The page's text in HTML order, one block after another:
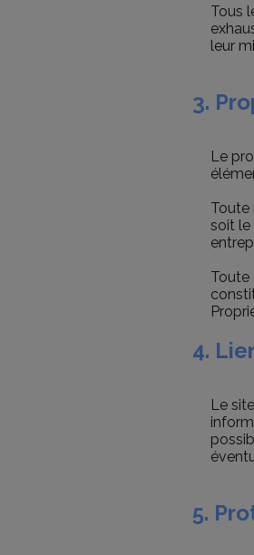
Tous
leur
3.
Le
Toute
soit le
Toute
4.
Le
5.